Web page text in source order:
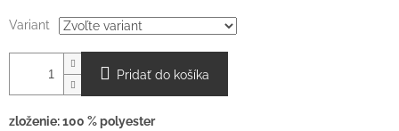
Variant
Pridať do košíka
zloženie: 100 % polyester